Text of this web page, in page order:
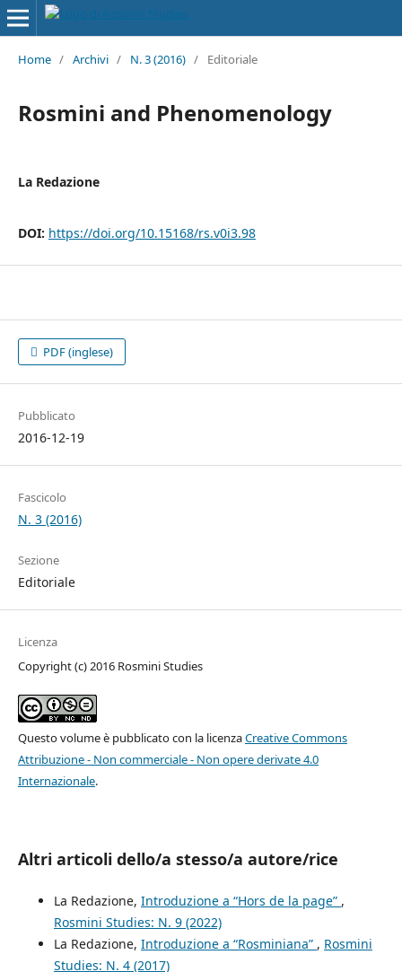
Home / Archivi / N. 3 (2016) / Editoriale
Rosmini and Phenomenology
La Redazione
DOI: https://doi.org/10.15168/rs.v0i3.98
PDF (inglese)
Pubblicato
2016-12-19
Fascicolo
N. 3 (2016)
Sezione
Editoriale
Licenza
Copyright (c) 2016 Rosmini Studies
Questo volume è pubblicato con la licenzaCreative Commons
Attribuzione - Non commerciale - Non opere derivate 4.0
Internazionale.
Altri articoli dello/a stesso/a autore/rice
La Redazione, Introduzione a “Hors de la page” ,
Rosmini Studies: N. 9 (2022)
La Redazione, Introduzione a “Rosminiana” , Rosmini
Studies: N. 4 (2017)